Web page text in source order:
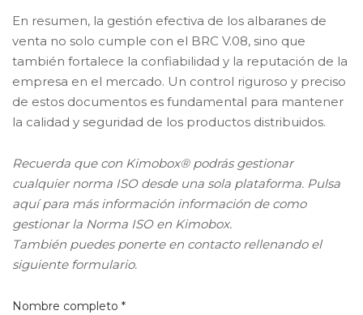
En resumen, la gestión efectiva de los albaranes de
venta no solo cumple con el BRC V.08, sino que
también fortalece la confiabilidad y la reputación de la
empresa en el mercado. Un control riguroso y preciso
de estos documentos es fundamental para mantener
la calidad y seguridad de los productos distribuidos.
Recuerda que con Kimobox® podrás gestionar
cualquier norma ISO desde una sola plataforma. Pulsa
aquí para más información información de como
gestionar la Norma ISO en Kimobox.
También puedes ponerte en contacto rellenando el
siguiente formulario.
Nombre completo *